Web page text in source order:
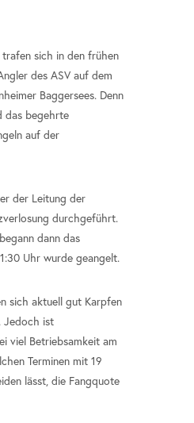
trafen sich in den frühen
des ASV auf dem
Baggersees. Denn
das begehrte
auf der
der Leitung der
durchgeführt.
dann das
Uhr wurde geangelt.
sich aktuell gut Karpfen
Jedoch ist
viel Betriebsamkeit am
Terminen mit 19
lässt, die Fangquote